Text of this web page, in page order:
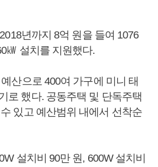
년까지 8억 원을 들여 1076
㎾ 설치를 지원했다.
산으로 400여 가구에 미니 태
로 했다. 공동주택 및 단독주택
있고 예산범위 내에서 선착순
설치비 90만 원, 600W 설치비